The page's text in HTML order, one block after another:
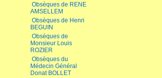
Obsèques de RENE
AMSELLEM
Obsèques de Henri
BEGUIN
Obsèques de
Monsieur Louis
ROZIER
Obsèques du
Médecin Général
Donat BOLLET